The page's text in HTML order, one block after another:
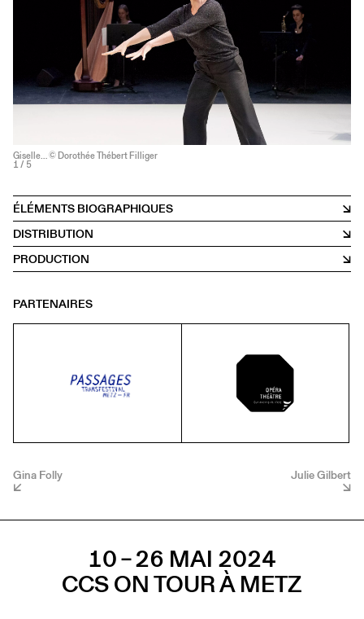
Giselle… © Dorothée Thébert Filliger
1 / 5
ÉLÉMENTS BIOGRAPHIQUES
DISTRIBUTION
PRODUCTION
PARTENAIRES
Gina Folly Julie Gilbert
10 – 26 MAI 2024
CCS ON TOUR À METZ